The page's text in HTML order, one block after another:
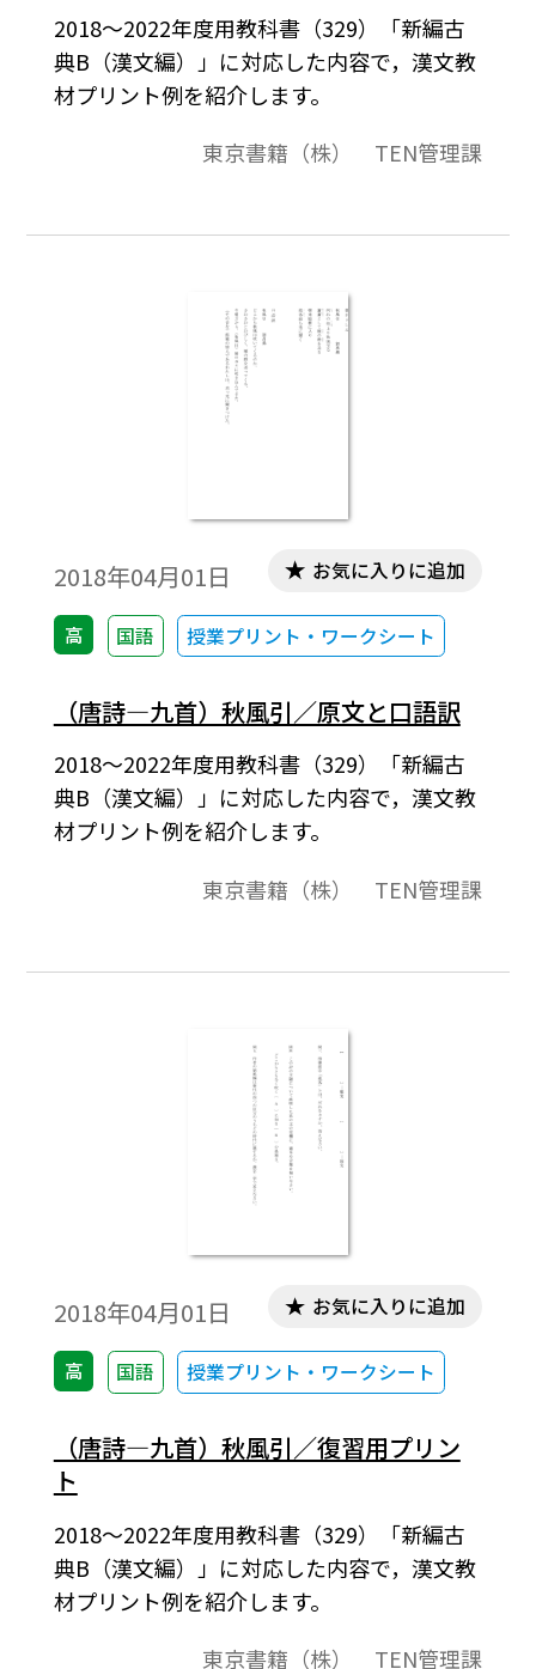
2018～2022年度用教科書（329）「新編古
典B（漢文編）」に対応した内容で，漢文教
材プリント例を紹介します。
東京書籍（株） TEN管理課
2018年04月01日
高 国語 授業プリント・ワークシート
お気に入りに追加
（唐詩―九首）秋風引／原文と口語訳
2018～2022年度用教科書（329）「新編古
典B（漢文編）」に対応した内容で，漢文教
材プリント例を紹介します。
東京書籍（株） TEN管理課
2018年04月01日
高 国語 授業プリント・ワークシート
お気に入りに追加
（唐詩―九首）秋風引／復習用プリン
ト
2018～2022年度用教科書（329）「新編古
典B（漢文編）」に対応した内容で，漢文教
材プリント例を紹介します。
東京書籍（株） TEN管理課